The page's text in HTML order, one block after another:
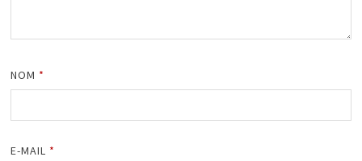
NOM *
E-MAIL *